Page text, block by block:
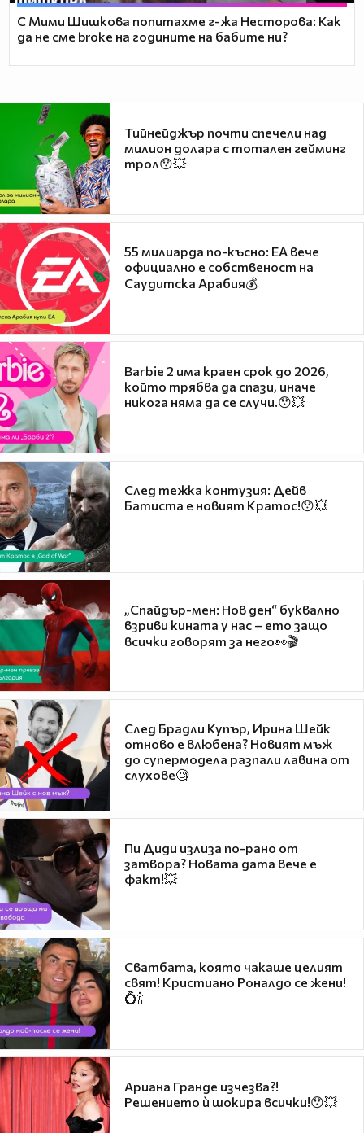
С Мими Шишкова попитахме г-жа Несторова: Как
да не сме broke на годините на бабите ни?
Тийнейджър почти спечели над
милион долара с тотален гейминг
трол😯💥
55 милиарда по-късно: EA вече
официално е собственост на
Саудитска Арабия💰
Barbie 2 има краен срок до 2026,
който трябва да спази, иначе
никога няма да се случи.😯💥
След тежка контузия: Дейв
Батиста е новият Кратос!😯💥
„Спайдър-мен: Нов ден“ буквално
взриви кината у нас – ето защо
всички говорят за него👀🎬
След Брадли Купър, Ирина Шейк
отново е влюбена? Новият мъж
до супермодела разпали лавина от
слухове🧐
Пи Диди излиза по-рано от
затвора? Новата дата вече е
факт!💥
Сватбата, която чакаше целият
свят! Кристиано Роналдо се жени!
💍🍾
Ариана Гранде изчезва?!
Решението ѝ шокира всички!😯💥